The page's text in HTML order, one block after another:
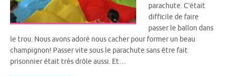
parachute. C’était
difficile de faire
passer le ballon dans
le trou. Nous avons adoré nous cacher pour former un beau
champignon! Passer vite sous le parachute sans être fait
prisonnier était très drôle aussi. Et…